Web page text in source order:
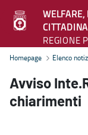
REGIONE
Avviso
Homepage Elenco
Avviso
chiarimenti